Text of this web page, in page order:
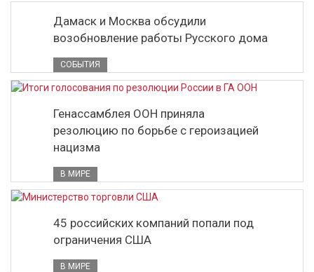
Дамаск и Москва обсудили
возобновление работы Русского дома
СОБЫТИЯ
Генассамблея ООН приняла
резолюцию по борьбе с героизацией
нацизма
В МИРЕ
45 российских компаний попали под
ограничения США
В МИРЕ